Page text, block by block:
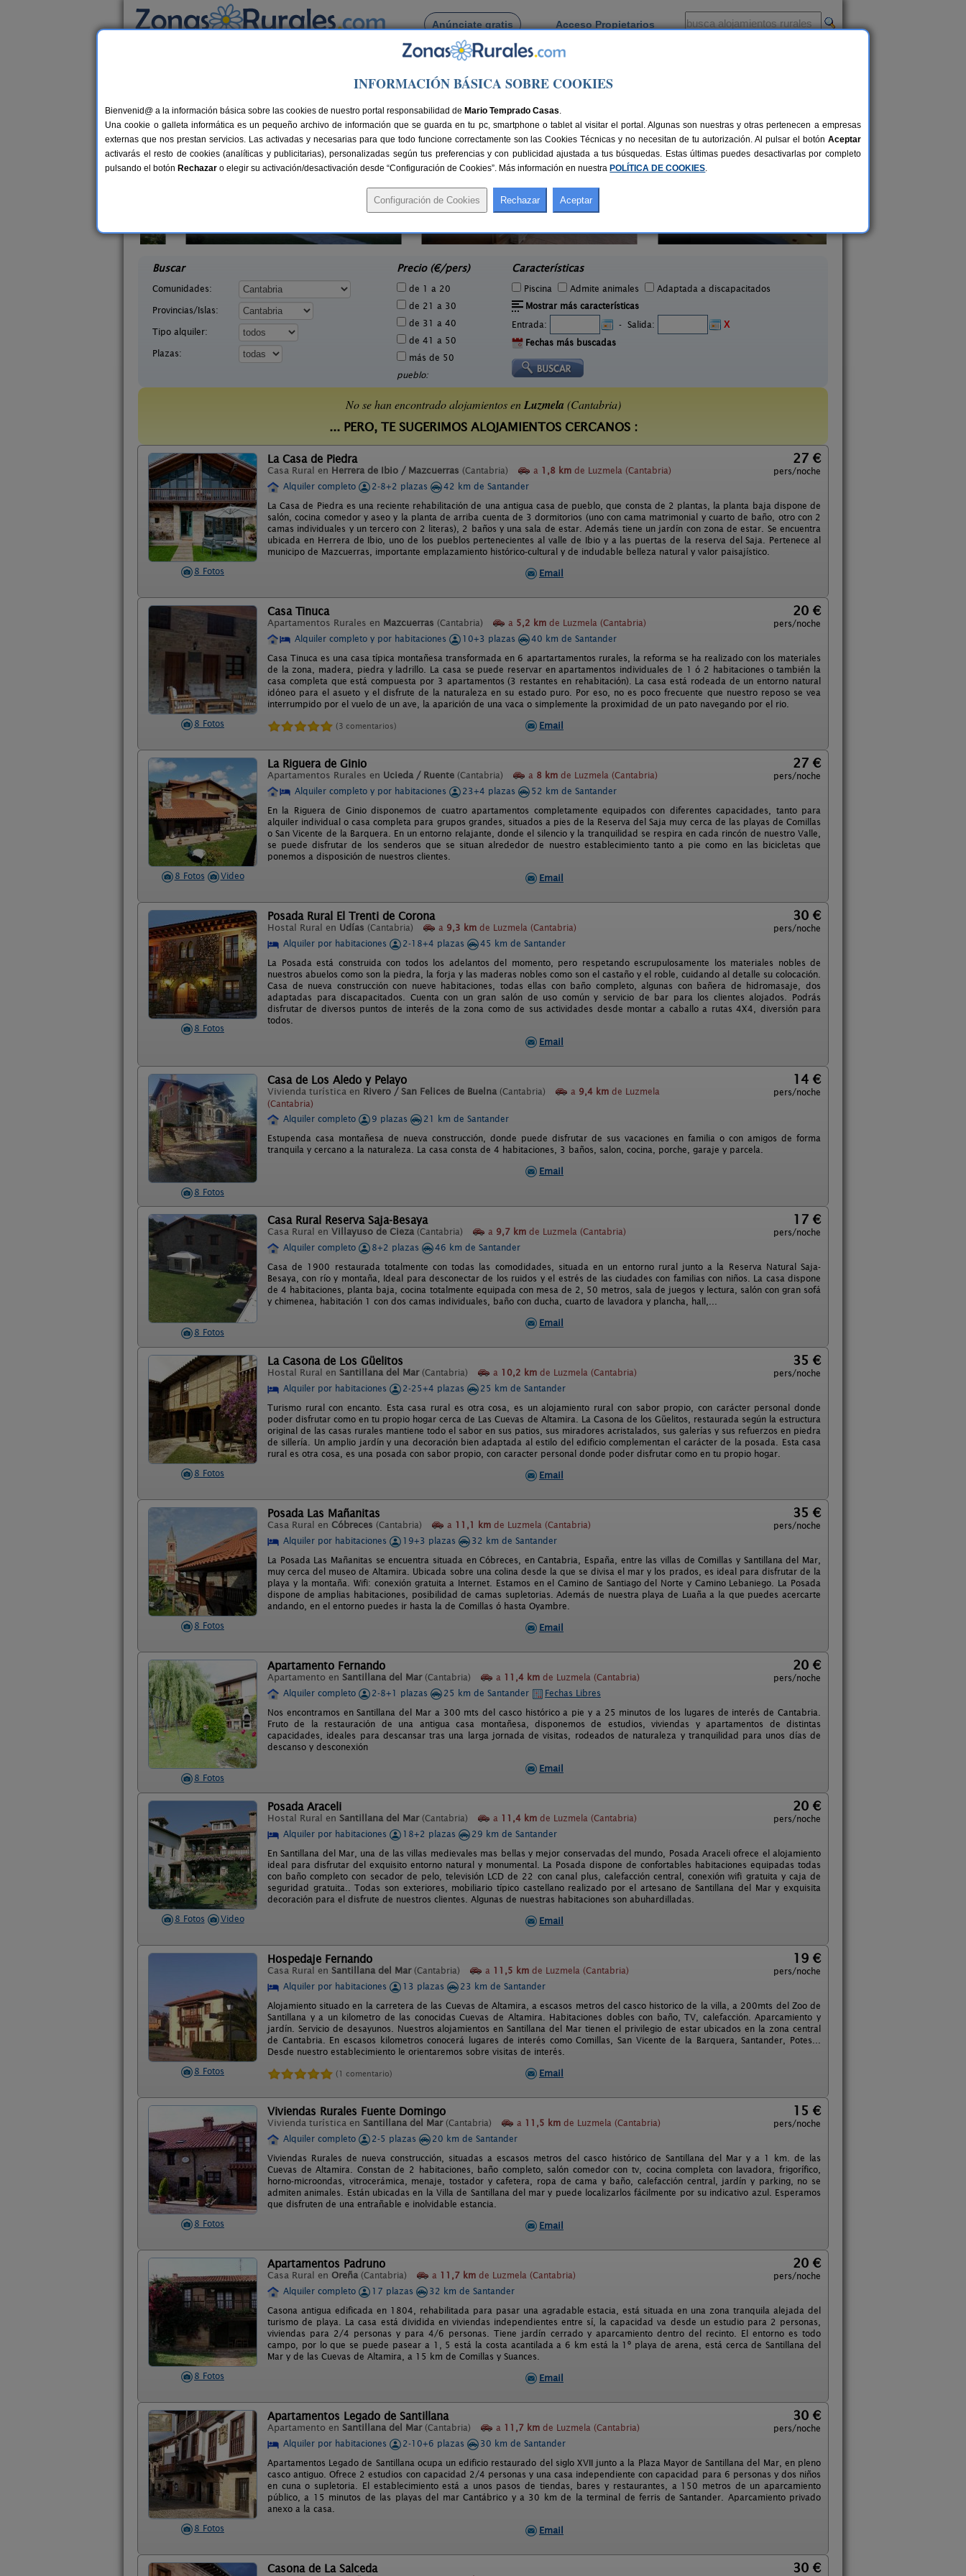
Anúnciate gratis Acceso Propietarios
Busca por pueblo
Casas Rurales cerca de Luzmela
25 €
El Trineo de Campoo
Santillana del Mar
Buscar
Comunidades:
Provincias/Islas:
Tipo alquiler:
Plazas:
Precio (€/pers)
de 1 a 20
de 21 a 30
de 31 a 40
de 41 a 50
más de 50
pueblo:
Características
Piscina Admite animales
Adaptada a discapacitados
Mostrar más características
Entrada:
- Salida:
X
Fechas más buscadas
No se han encontrado alojamientos enLuzmela (Cantabria)
... PERO, TE SUGERIMOS ALOJAMIENTOS CERCANOS :
8 Fotos
La Casa de Piedra
Casa Rural en Herrera de Ibio / Mazcuerras (Cantabria) a 1,8 km de Luzmela (Cantabria)
27 €
pers/noche
Alquiler completo
2-8+2 plazas
42 km de Santander
La Casa de Piedra es una reciente rehabilitación de una antigua casa de pueblo, que consta de 2 plantas, la planta baja dispone de
salón, cocina comedor y aseo y la planta de arriba cuenta de 3 dormitorios (uno con cama matrimonial y cuarto de baño, otro con 2
camas individuales y un tercero con 2 literas), 2 baños y una sala de estar. Además tiene un jardín con zona de estar. Se encuentra
ubicada en Herrera de Ibio, uno de los pueblos pertenecientes al valle de Ibio y a las puertas de la reserva del Saja. Pertenece al
municipo de Mazcuerras, importante emplazamiento histórico-cultural y de indudable belleza natural y valor paisajístico.
Email
8 Fotos
Casa Tinuca
Apartamentos Rurales en Mazcuerras (Cantabria) a 5,2 km de Luzmela (Cantabria)
20 €
pers/noche
Alquiler completo y por habitaciones
10+3 plazas
40 km de Santander
Casa Tinuca es una casa típica montañesa transformada en 6 apartartamentos rurales, la reforma se ha realizado con los materiales
de la zona, madera, piedra y ladrillo. La casa se puede reservar en apartamentos individuales de 1 ó 2 habitaciones o también la
casa completa que está compuesta por 3 apartamentos (3 restantes en rehabitación). La casa está rodeada de un entorno natural
idóneo para el asueto y el disfrute de la naturaleza en su estado puro. Por eso, no es poco frecuente que nuestro reposo se vea
interrumpido por el vuelo de un ave, la aparición de una vaca o simplemente la proximidad de un pato navegando por el rio.
(3 comentarios) Email
8 Fotos Video
La Riguera de Ginio
Apartamentos Rurales en Ucieda / Ruente (Cantabria) a 8 km de Luzmela (Cantabria)
27 €
pers/noche
Alquiler completo y por habitaciones
23+4 plazas
52 km de Santander
En la Riguera de Ginio disponemos de cuatro apartamentos completamente equipados con diferentes capacidades, tanto para
alquiler individual o casa completa para grupos grandes, situados a pies de la Reserva del Saja muy cerca de las playas de Comillas
o San Vicente de la Barquera. En un entorno relajante, donde el silencio y la tranquilidad se respira en cada rincón de nuestro Valle,
se puede disfrutar de los senderos que se situan alrededor de nuestro establecimiento tanto a pie como en las bicicletas que
ponemos a disposición de nuestros clientes.
Email
8 Fotos
Posada Rural El Trenti de Corona
Hostal Rural en Udías (Cantabria) a 9,3 km de Luzmela (Cantabria)
30 €
pers/noche
Alquiler por habitaciones
2-18+4 plazas
45 km de Santander
La Posada está construida con todos los adelantos del momento, pero respetando escrupulosamente los materiales nobles de
nuestros abuelos como son la piedra, la forja y las maderas nobles como son el castaño y el roble, cuidando al detalle su colocación.
Casa de nueva construcción con nueve habitaciones, todas ellas con baño completo, algunas con bañera de hidromasaje, dos
adaptadas para discapacitados. Cuenta con un gran salón de uso común y servicio de bar para los clientes alojados. Podrás
disfrutar de diversos puntos de interés de la zona como de sus actividades desde montar a caballo a rutas 4X4, diversión para
todos.
Email
8 Fotos
Casa de Los Aledo y Pelayo
Vivienda turística en Rivero / San Felices de Buelna (Cantabria) a 9,4 km de Luzmela
(Cantabria)
14 €
pers/noche
Alquiler completo 9 plazas
21 km de Santander
Estupenda casa montañesa de nueva construcción, donde puede disfrutar de sus vacaciones en familia o con amigos de forma
tranquila y cercano a la naturaleza. La casa consta de 4 habitaciones, 3 baños, salon, cocina, porche, garaje y parcela.
Email
8 Fotos
Casa Rural Reserva Saja-Besaya
Casa Rural en Villayuso de Cieza (Cantabria) a 9,7 km de Luzmela (Cantabria)
17 €
pers/noche
Alquiler completo
8+2 plazas
46 km de Santander
Casa de 1900 restaurada totalmente con todas las comodidades, situada en un entorno rural junto a la Reserva Natural Saja-
Besaya, con río y montaña, Ideal para desconectar de los ruidos y el estrés de las ciudades con familias con niños. La casa dispone
de 4 habitaciones, planta baja, cocina totalmente equipada con mesa de 2, 50 metros, sala de juegos y lectura, salón con gran sofá
y chimenea, habitación 1 con dos camas individuales, baño con ducha, cuarto de lavadora y plancha, hall,...
Email
8 Fotos
La Casona de Los Güelitos
Hostal Rural en Santillana del Mar (Cantabria) a 10,2 km de Luzmela (Cantabria)
35 €
pers/noche
Alquiler por habitaciones
2-25+4 plazas
25 km de Santander
Turismo rural con encanto. Esta casa rural es otra cosa, es un alojamiento rural con sabor propio, con carácter personal donde
poder disfrutar como en tu propio hogar cerca de Las Cuevas de Altamira. La Casona de los Güelitos, restaurada según la estructura
original de las casas rurales mantiene todo el sabor en sus patios, sus miradores acristalados, sus galerías y sus refuerzos en piedra
de sillería. Un amplio jardín y una decoración bien adaptada al estilo del edificio complementan el carácter de la posada. Esta casa
rural es otra cosa, es una posada con sabor propio, con caracter personal donde poder disfrutar como en tu propio hogar.
Email
8 Fotos
Posada Las Mañanitas
Casa Rural en Cóbreces (Cantabria) a 11,1 km de Luzmela (Cantabria)
35 €
pers/noche
Alquiler por habitaciones
19+3 plazas
32 km de Santander
La Posada Las Mañanitas se encuentra situada en Cóbreces, en Cantabria, España, entre las villas de Comillas y Santillana del Mar,
muy cerca del museo de Altamira. Ubicada sobre una colina desde la que se divisa el mar y los prados, es ideal para disfrutar de la
playa y la montaña. Wifi: conexión gratuita a Internet. Estamos en el Camino de Santiago del Norte y Camino Lebaniego. La Posada
dispone de amplias habitaciones, posibilidad de camas supletorias. Además de nuestra playa de Luaña a la que puedes acercarte
andando, en el entorno puedes ir hasta la de Comillas ó hasta Oyambre.
Email
8 Fotos
Apartamento Fernando
Apartamento en Santillana del Mar (Cantabria) a 11,4 km de Luzmela (Cantabria)
20 €
pers/noche
Alquiler completo
2-8+1 plazas 25 km de Santander
Fechas Libres
Nos encontramos en Santillana del Mar a 300 mts del casco histórico a pie y a 25 minutos de los lugares de interés de Cantabria.
Fruto de la restauración de una antigua casa montañesa, disponemos de estudios, viviendas y apartamentos de distintas
capacidades, ideales para descansar tras una larga jornada de visitas, rodeados de naturaleza y tranquilidad para unos días de
descanso y desconexión
Email
8 Fotos Video
Posada Araceli
Hostal Rural en Santillana del Mar (Cantabria) a 11,4 km de Luzmela (Cantabria)
20 €
pers/noche
Alquiler por habitaciones
18+2 plazas
29 km de Santander
En Santillana del Mar, una de las villas medievales mas bellas y mejor conservadas del mundo, Posada Araceli ofrece el alojamiento
ideal para disfrutar del exquisito entorno natural y monumental. La Posada dispone de confortables habitaciones equipadas todas
con baño completo con secador de pelo, televisión LCD de 22 con canal plus, calefacción central, conexión wifi gratuita y caja de
seguridad gratuita.. Todas son exteriores, mobiliario típico castellano realizado por el artesano de Santillana del Mar y exquisita
decoración para el disfrute de nuestros clientes. Algunas de nuestras habitaciones son abuhardilladas.
Email
8 Fotos
Hospedaje Fernando
Casa Rural en Santillana del Mar (Cantabria) a 11,5 km de Luzmela (Cantabria)
19 €
pers/noche
Alquiler por habitaciones
13 plazas
23 km de Santander
Alojamiento situado en la carretera de las Cuevas de Altamira, a escasos metros del casco historico de la villa, a 200mts del Zoo de
Santillana y a un kilometro de las conocidas Cuevas de Altamira. Habitaciones dobles con baño, TV, calefacción. Aparcamiento y
jardín. Servicio de desayunos. Nuestros alojamientos en Santillana del Mar tienen el privilegio de estar ubicados en la zona central
de Cantabria. En escasos kilometros conocerá lugares de interés como Comillas, San Vicente de la Barquera, Santander, Potes...
Desde nuestro establecimiento le orientaremos sobre visitas de interés.
(1 comentario) Email
8 Fotos
Viviendas Rurales Fuente Domingo
Vivienda turística en Santillana del Mar (Cantabria) a 11,5 km de Luzmela (Cantabria)
15 €
pers/noche
Alquiler completo
2-5 plazas
20 km de Santander
Viviendas Rurales de nueva construcción, situadas a escasos metros del casco histórico de Santillana del Mar y a 1 km. de las
Cuevas de Altamira. Constan de 2 habitaciones, baño completo, salón comedor con tv, cocina completa con lavadora, frigorífico,
horno-microondas, vitrocerámica, menaje, tostador y cafetera, ropa de cama y baño, calefacción central, jardín y parking, no se
admiten animales. Están ubicadas en la Villa de Santillana del mar y puede localizarlos fácilmente por su indicativo azul. Esperamos
que disfruten de una entrañable e inolvidable estancia.
Email
8 Fotos
Apartamentos Padruno
Casa Rural en Oreña (Cantabria) a 11,7 km de Luzmela (Cantabria)
20 €
pers/noche
Alquiler completo
17 plazas
32 km de Santander
Casona antigua edificada en 1804, rehabilitada para pasar una agradable estacia, está situada en una zona tranquila alejada del
turismo de playa. La casa está dividida en viviendas independientes entre sí, la capacidad va desde un estudio para 2 personas,
viviendas para 2/4 personas y para 4/6 personas. Tiene jardín cerrado y aparcamiento dentro del recinto. El entorno es todo
campo, por lo que se puede pasear a 1, 5 está la costa acantilada a 6 km está la 1º playa de arena, está cerca de Santillana del
Mar y de las Cuevas de Altamira, a 15 km de Comillas y Suances.
Email
8 Fotos
Apartamentos Legado de Santillana
Apartamento en Santillana del Mar (Cantabria) a 11,7 km de Luzmela (Cantabria)
30 €
pers/noche
Alquiler por habitaciones
2-10+6 plazas
30 km de Santander
Apartamentos Legado de Santillana ocupa un edificio restaurado del siglo XVII junto a la Plaza Mayor de Santillana del Mar, en pleno
casco antiguo. Ofrece 2 estudios con capacidad 2/4 personas y una casa independiente con capacidad para 6 personas y dos niños
en cuna o supletoria. El establecimiento está a unos pasos de tiendas, bares y restaurantes, a 150 metros de un aparcamiento
público, a 15 minutos de las playas del mar Cantábrico y a 30 km de la terminal de ferris de Santander. Aparcamiento privado
anexo a la casa.
Email
Casona de La Salceda 30 €
INFORMACIÓN BÁSICA SOBRE COOKIES
Bienvenid@ a la información básica sobre las cookies de nuestro portal responsabilidad de Mario Temprado Casas.
Una cookie o galleta informática es un pequeño archivo de información que se guarda en tu pc, smartphone o tablet al visitar el portal. Algunas son nuestras y otras pertenecen a empresas
externas que nos prestan servicios. Las activadas y necesarias para que todo funcione correctamente son las Cookies Técnicas y no necesitan de tu autorización. Al pulsar el botón Aceptar
activarás el resto de cookies (analíticas y publicitarias), personalizadas según tus preferencias y con publicidad ajustada a tus búsquedas. Estas últimas puedes desactivarlas por completo
pulsando el botón Rechazar o elegir su activación/desactivación desde “Configuración de Cookies”. Más información en nuestra POLÍTICA DE COOKIES.